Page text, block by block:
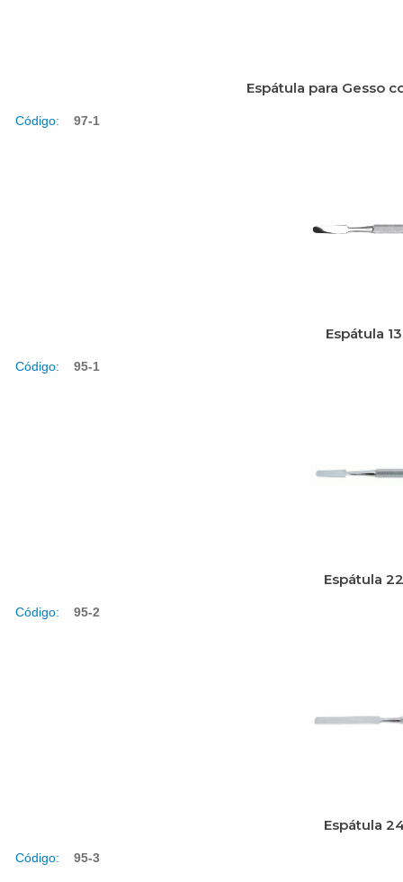
Espátula para Gesso
Código: 97-1
Espátula
Código: 95-1
Espátula
Código: 95-2
Espátula
Código: 95-3